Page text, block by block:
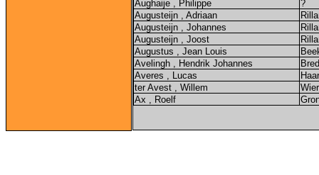
Aughaije , Philippe
?
Augusteijn , Adriaan
Augusteijn , Johannes
Augusteijn , Joost
Augustus , Jean Louis
Avelingh , Hendrik Johannes
Averes , Lucas
ter Avest , Willem
Ax , Roelf